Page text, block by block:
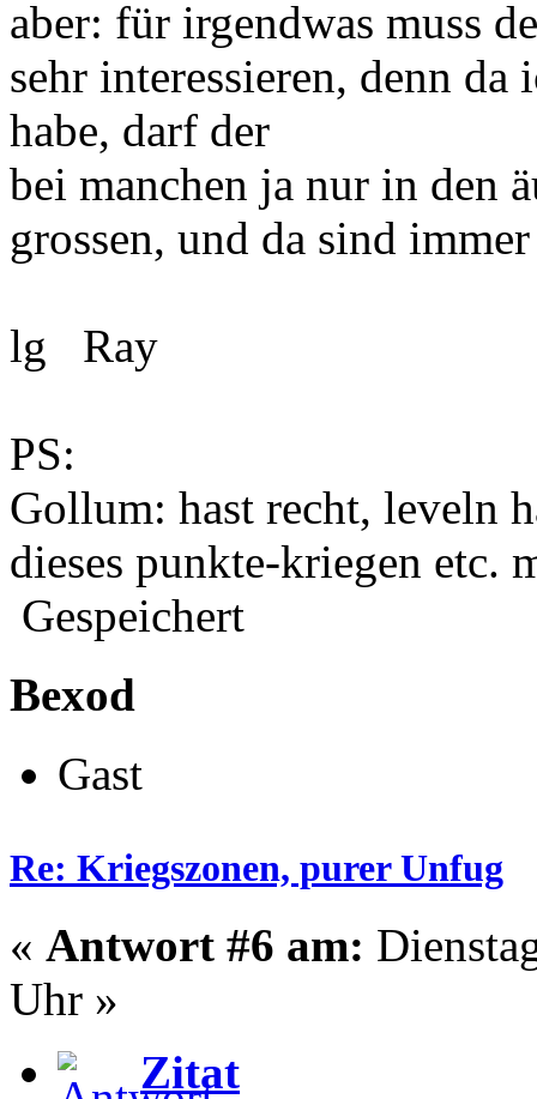
aber: für irgendwas muss
sehr interessieren, denn
habe, darf der
bei manchen ja nur in den
grossen, und da sind
lg Ray
PS:
Gollum: hast recht, leveln
dieses punkte-kriegen etc.
Gespeichert
Bexod
Gast
Re: Kriegszonen, purer Unfug
« Antwort #6 am:
Uhr »
Zitat